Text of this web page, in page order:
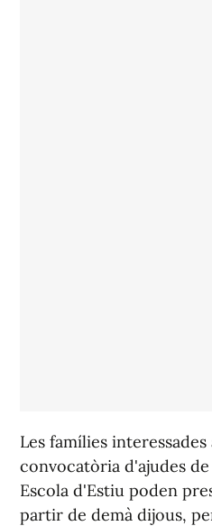
Les famílies
convocatòria d'ajudes
Escola d'Estiu poden
partir de demà dijous,